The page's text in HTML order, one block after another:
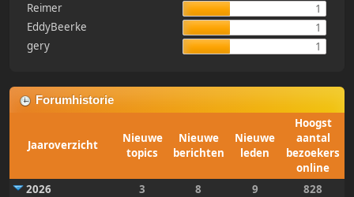
Reimer
1
EddyBeerke
1
gery
1
Forumhistorie
Jaaroverzicht
Nieuwe
topics
Nieuwe
berichten
Nieuwe
leden
Hoogst
aantal
bezoekers
online
2026
3 8 9
828